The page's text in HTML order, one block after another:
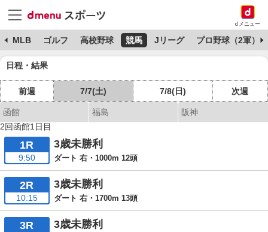
dメニュー
MLB ゴルフ 高校野球 競馬 Jリーグ プロ野球（2軍）
日程・結果
前週 7/7(土) 7/8(日) 次週
函館 福島
阪神
2回函館1日目
1R
9:50
3歳未勝利
ダート 右・1000m 12頭
2R
10:15
3歳未勝利
ダート 右・1700m 13頭
3R 3歳未勝利